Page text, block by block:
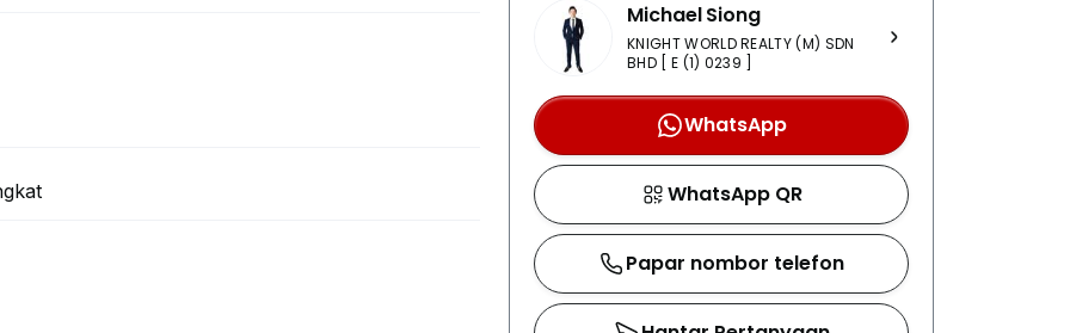
Michael Siong
KNIGHT WORLD REALTY (M) SDN
BHD [ E (1) 0239 ]
WhatsApp
WhatsApp QR
Papar nombor telefon